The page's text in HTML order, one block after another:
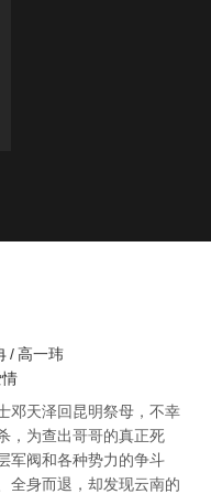
/高一玮
邓天泽回昆明祭母，不幸
，为查出哥哥的真正死
军阀和各种势力的争斗
全身而退，却发现云南的